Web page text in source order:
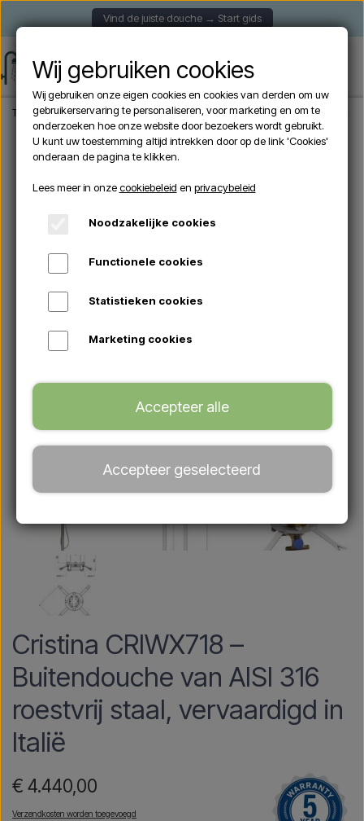
Vind de juiste douche → Start gids
Thuis Tuindouche Vrijstaande douches Cristina CRIWX718 –
Cristina CRIWX718 –
Buitendouche van AISI 316
roestvrij staal, vervaardigd in
Italië
€ 4.440,00
Verzendkosten worden toegevoegd
Wij gebruiken cookies
Wij gebruiken onze eigen cookies en cookies van derden om uw
gebruikerservaring te personaliseren, voor marketing en om te
onderzoeken hoe onze website door bezoekers wordt gebruikt.
U kunt uw toestemming altijd intrekken door op de link 'Cookies'
onderaan de pagina te klikken.
Lees meer in onzecookiebeleid en privacybeleid
Noodzakelijke cookies
Functionele cookies
Statistieken cookies
Marketing cookies
Accepteer alle
Accepteer geselecteerd